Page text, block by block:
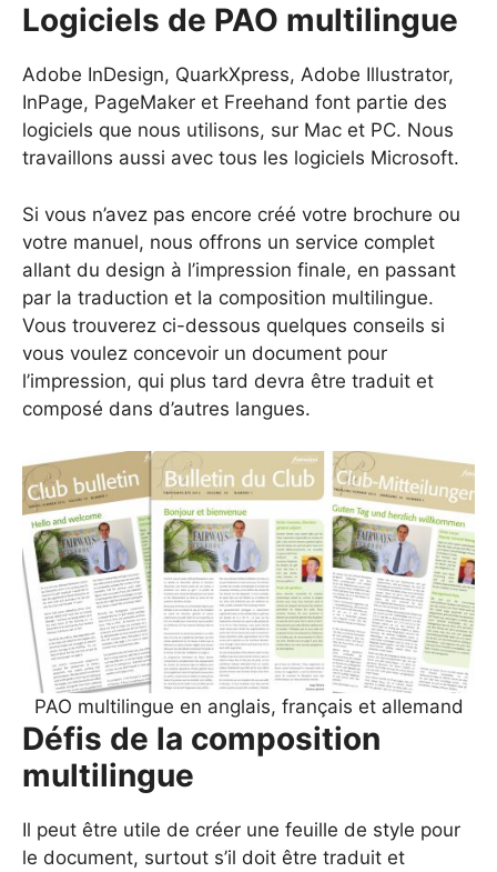
Logiciels de PAO multilingue
Adobe InDesign, QuarkXpress, Adobe Illustrator,
InPage, PageMaker et Freehand font partie des
logiciels que nous utilisons, sur Mac et PC. Nous
travaillons aussi avec tous les logiciels Microsoft.
Si vous n’avez pas encore créé votre brochure ou
votre manuel, nous offrons un service complet
allant du design à l’impression finale, en passant
par la traduction et la composition multilingue.
Vous trouverez ci-dessous quelques conseils si
vous voulez concevoir un document pour
l’impression, qui plus tard devra être traduit et
composé dans d’autres langues.
PAO multilingue en anglais, français et allemand
Défis de la composition
multilingue
Il peut être utile de créer une feuille de style pour
le document, surtout s’il doit être traduit et